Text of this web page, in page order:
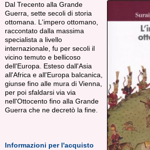
Dal Trecento alla Grande
Guerra, sette secoli di storia
ottomana. L'impero ottomano,
raccontato dalla massima
specialista a livello
internazionale, fu per secoli il
vicino temuto e bellicoso
dell'Europa. Esteso dall'Asia
all'Africa e all'Europa balcanica,
giunse fino alle mura di Vienna,
per poi sfaldarsi via via
nell'Ottocento fino alla Grande
Guerra che ne decretò la fine.
Informazioni per l'acquisto